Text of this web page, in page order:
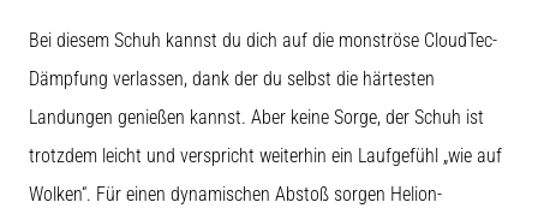
Bei diesem Schuh kannst du dich auf die monströse CloudTec-
Dämpfung verlassen, dank der du selbst die härtesten
Landungen genießen kannst. Aber keine Sorge, der Schuh ist
trotzdem leicht und verspricht weiterhin ein Laufgefühl „wie auf
Wolken“. Für einen dynamischen Abstoß sorgen Helion-